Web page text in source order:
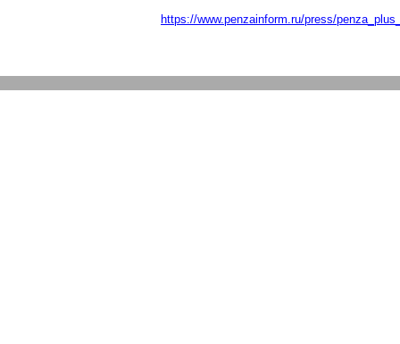
https://www.penzainform.ru/press/